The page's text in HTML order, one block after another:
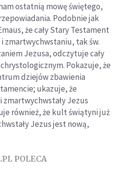
ostatnią mowę świętego,
Podobnie jak
że cały Stary Testament
zmartwychwstaniu, tak św.
Jezusa, odczytuje cały
Pokazuje, że
dziejów zbawienia
ukazuje, że
zmartwychwstały Jezus
również, że kult świątyni już
Jezus jest nową,
POLECA